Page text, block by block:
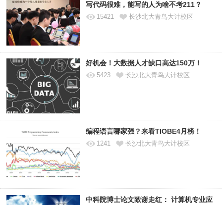
写代码很难，能写的人为啥不考211？
15421 长沙北大青鸟大计校区
好机会！大数据人才缺口高达150万！
5423 长沙北大青鸟大计校区
编程语言哪家强？来看TIOBE4月榜！
1241 长沙北大青鸟大计校区
中科院博士论文致谢走红： 计算机专业应